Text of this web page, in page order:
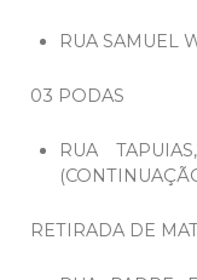
RUA SAMUEL
03 PODAS
RUA
RETIRADA DE